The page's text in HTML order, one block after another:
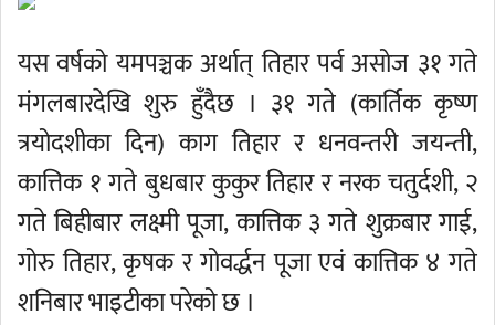
यस वर्षको यमपञ्चक अर्थात् तिहार पर्व असोज ३१ गते
मंगलबारदेखि शुरु हुँदैछ । ३१ गते (कार्तिक कृष्ण
त्रयोदशीका दिन) काग तिहार र धनवन्तरी जयन्ती,
कात्तिक १ गते बुधबार कुकुर तिहार र नरक चतुर्दशी, २
गते बिहीबार लक्ष्मी पूजा, कात्तिक ३ गते शुक्रबार गाई,
गोरु तिहार, कृषक र गोवर्द्धन पूजा एवं कात्तिक ४ गते
शनिबार भाइटीका परेको छ ।